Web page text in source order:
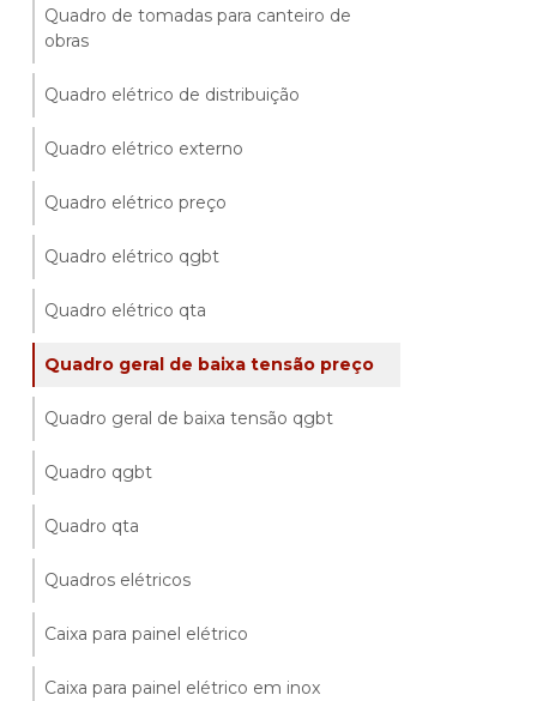
Quadro de tomadas para canteiro de
obras
Quadro elétrico de distribuição
Quadro elétrico externo
Quadro elétrico preço
Quadro elétrico qgbt
Quadro elétrico qta
Quadro geral de baixa tensão preço
Quadro geral de baixa tensão qgbt
Quadro qgbt
Quadro qta
Quadros elétricos
Caixa para painel elétrico
Caixa para painel elétrico em inox